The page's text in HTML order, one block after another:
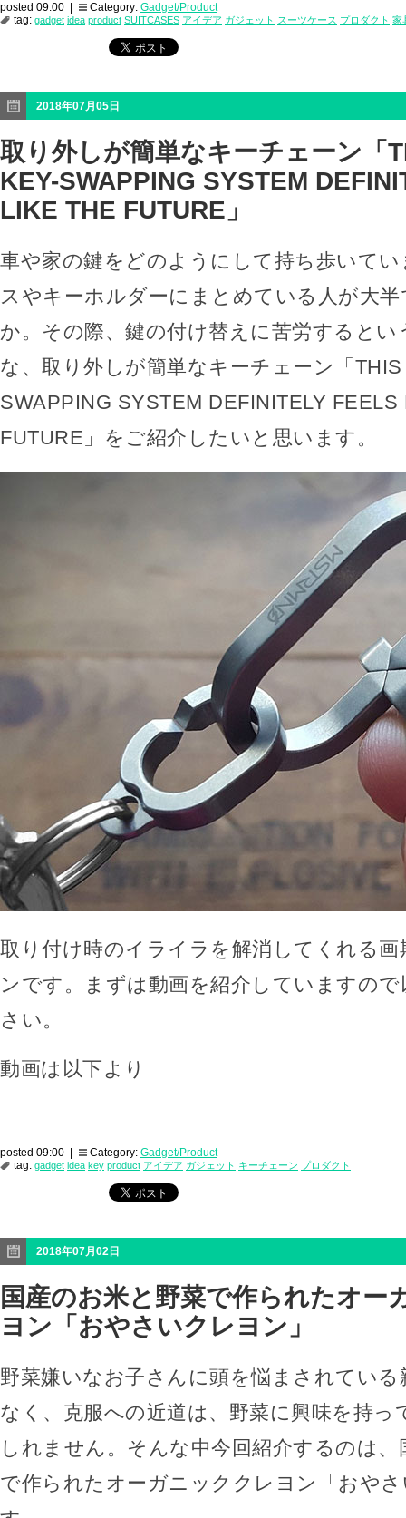
posted 09:00 | Category: Gadget/Product
tag: gadget idea product SUITCASES アイデア ガジェット スーツケース プロダクト 家
2018年07月05日
取り外しが簡単なキーチェーン「
KEY-SWAPPING SYSTEM
LIKE THE FUTURE」
車や家の鍵をどのようにして持ち歩いて
スやキーホルダーにまとめている人が大
か。その際、鍵の付け替えに苦労すると
な、取り外しが簡単なキーチェーン「
SWAPPING SYSTEM DEFINITELY FEELS
FUTURE」をご紹介したいと思います。
取り付け時のイライラを解消してくれる
ンです。まずは動画を紹介していますの
さい。
動画は以下より
posted 09:00 | Category: Gadget/Product
tag: gadget idea key product アイデア ガジェット キーチェーン プロダクト
2018年07月02日
国産のお米と野菜で作られたオー
ヨン「おやさいクレヨン」
野菜嫌いなお子さんに頭を悩まされてい
なく、克服への近道は、野菜に興味を持っ
しれません。そんな中今回紹介するのは、
で作られたオーガニッククレヨン「おや